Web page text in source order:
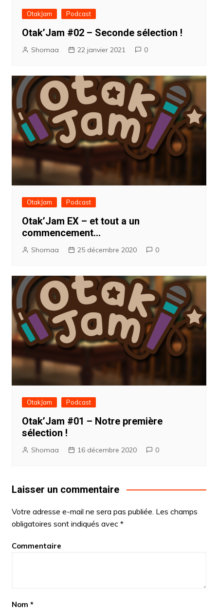
OtakJam Podcast
Otak’Jam #02 – Seconde sélection !
Shomaa 22 janvier 2021 0
OtakJam Podcast
Otak’Jam EX – et tout a un
commencement…
Shomaa 25 décembre 2020 0
OtakJam Podcast
Otak’Jam #01 – Notre première
sélection !
Shomaa 16 décembre 2020 0
Laisser un commentaire
Votre adresse e-mail ne sera pas publiée. Les champs
obligatoires sont indiqués avec *
Commentaire
Nom *